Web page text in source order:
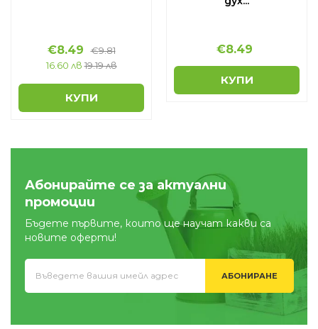
€8.49 €9.81
16.60 лв 19.19 лв
КУПИ
€8.49
КУПИ
Абонирайте се за актуални
промоции
Бъдете първите, които ще научат какви са
новите оферти!
АБОНИРАНЕ